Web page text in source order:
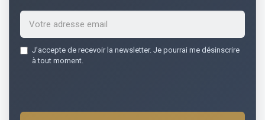
address
J’accepte de recevoir la newsletter. Je pourrai me désinscrire
à tout moment.